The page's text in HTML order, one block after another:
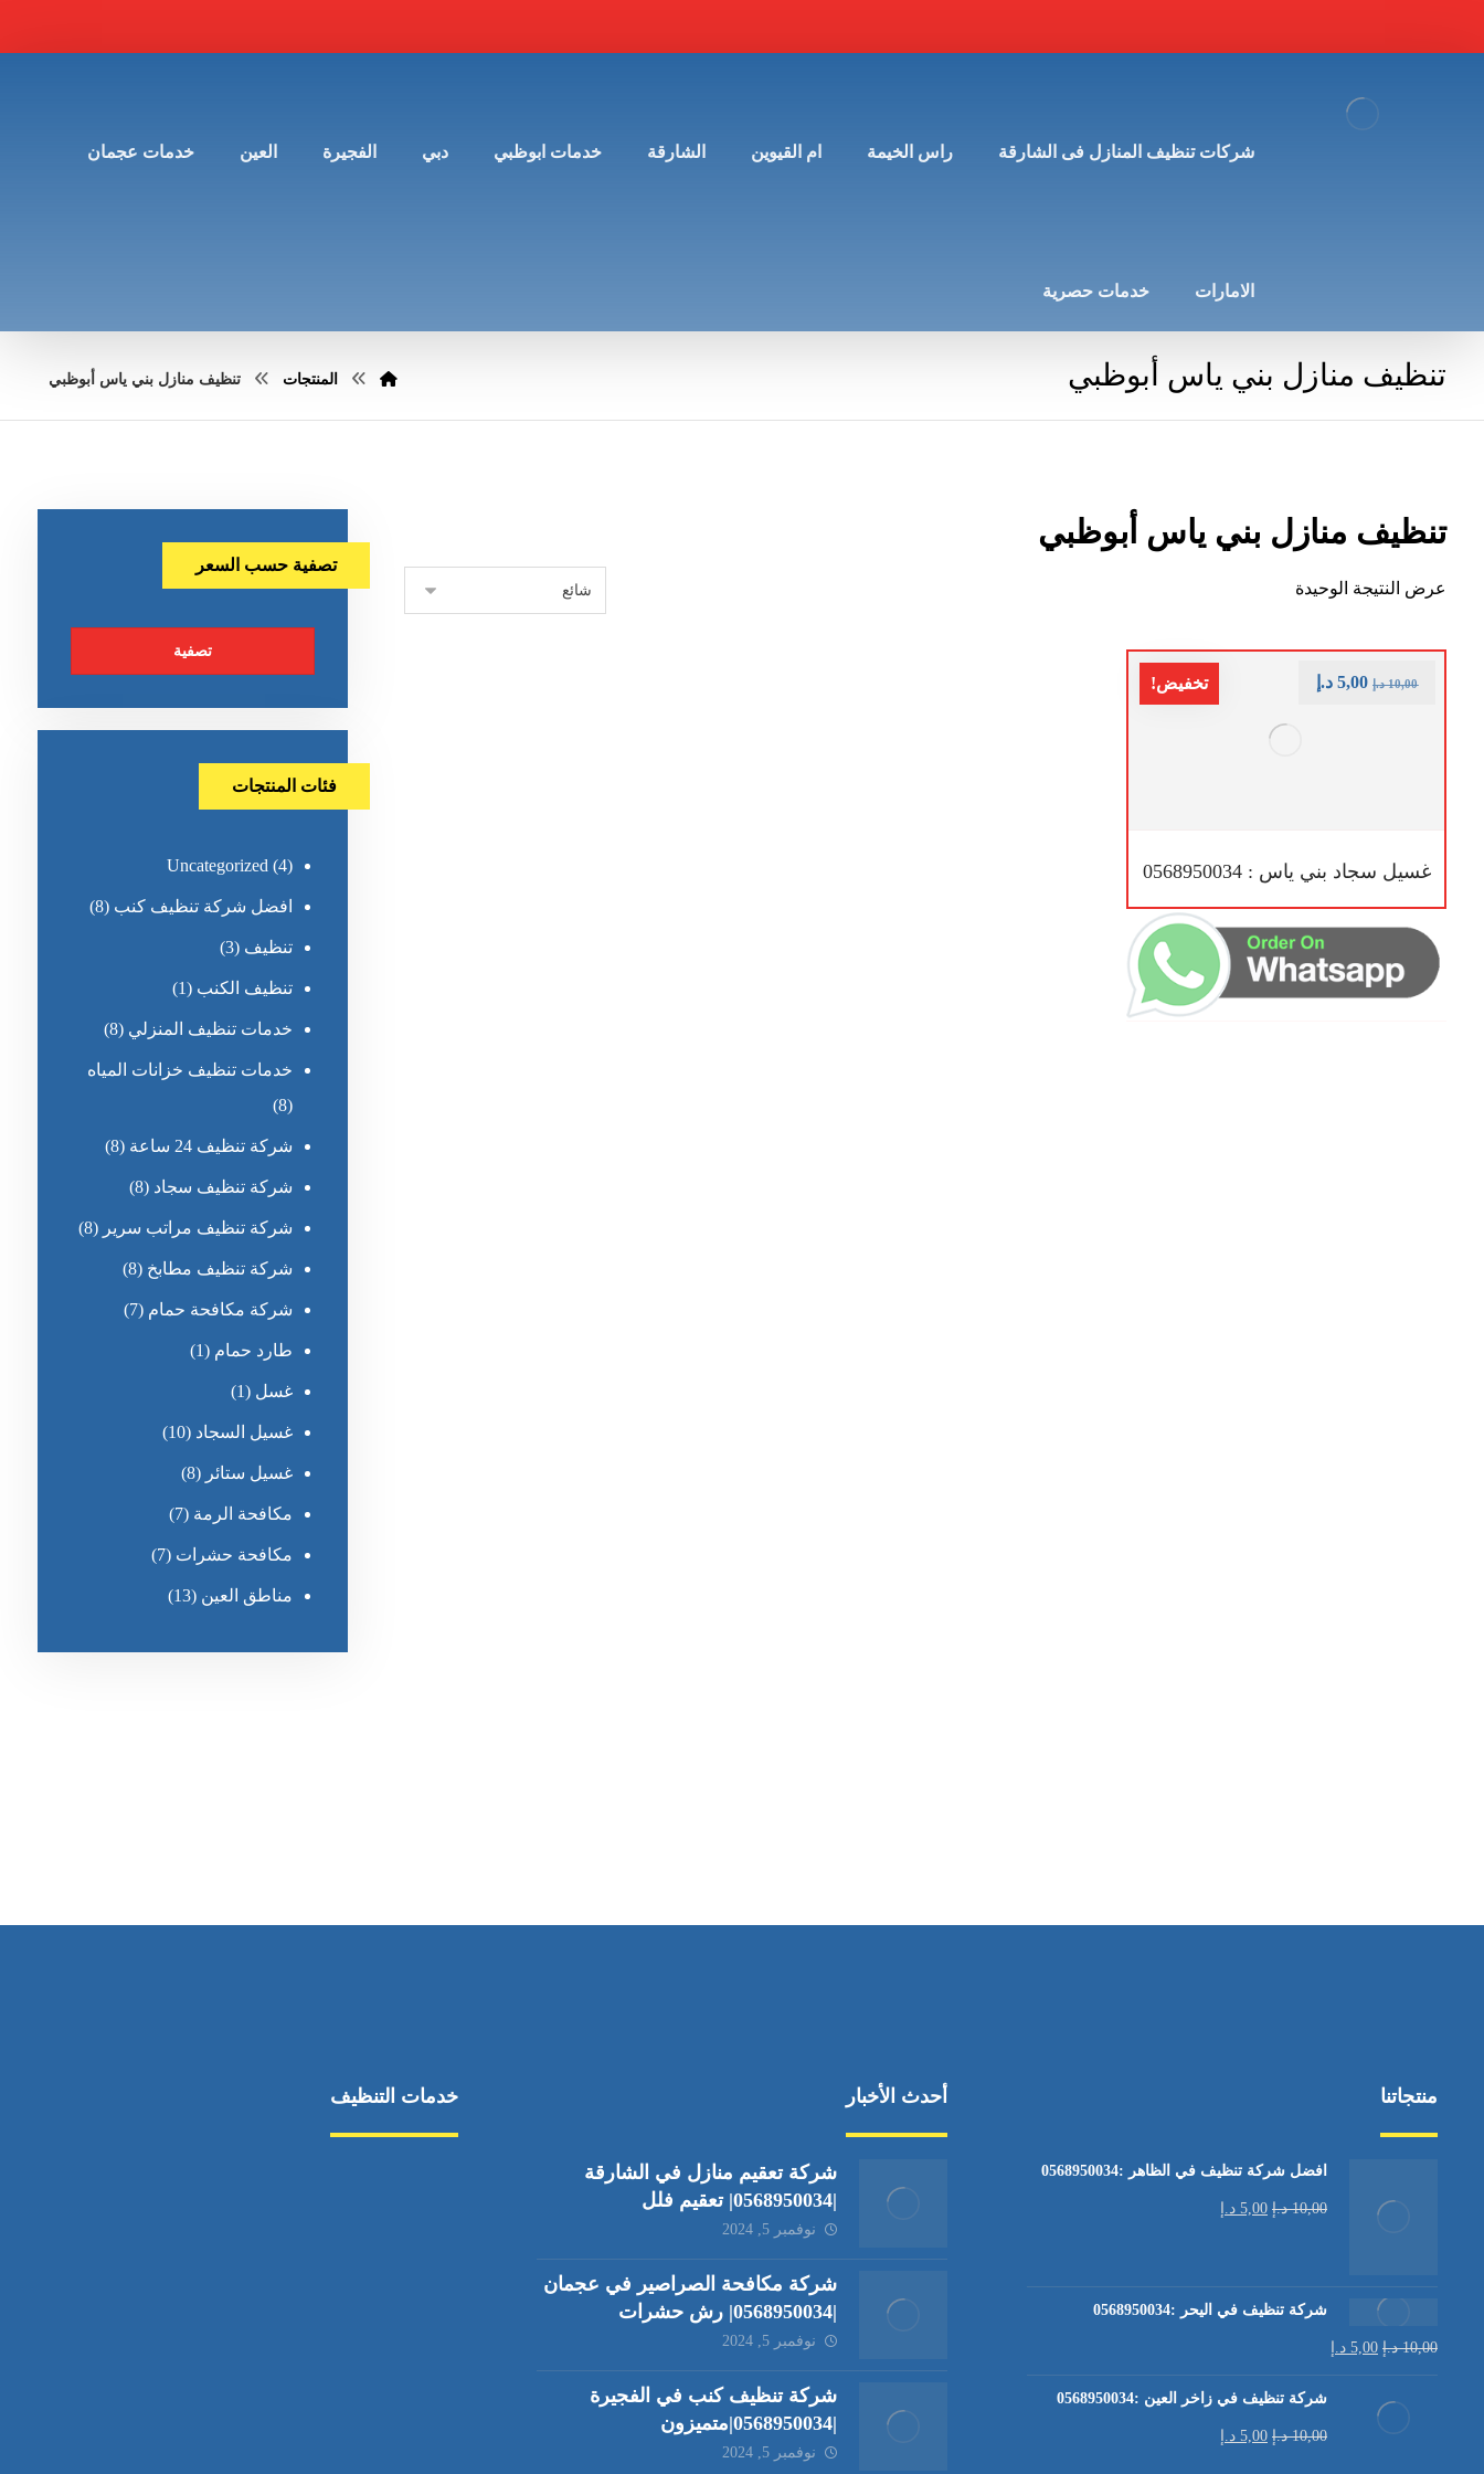
شركات تنظيف المنازل فى الشارقة راس الخيمة ام القيوين الشارقة خدمات ابوظبي دبي الفجيرة العين خدمات عجمان
الامارات خدمات حصرية
تنظيف منازل بني ياس أبوظبي المنتجات تنظيف منازل بني ياس أبوظبي
تنظيف منازل بني ياس أبوظبي
عرض النتيجة الوحيدة
تخفيض!
غسيل سجاد بني ياس : 0568950034
10,00 د.إ 5,00 د.إ
تصفية حسب السعر
تصفية
فئات المنتجات
Uncategorized (4)
افضل شركة تنظيف كنب (8)
تنظيف (3)
تنظيف الكنب (1)
خدمات تنظيف المنزلي (8)
خدمات تنظيف خزانات المياه
(8)
شركة تنظيف 24 ساعة (8)
شركة تنظيف سجاد (8)
شركة تنظيف مراتب سرير (8)
شركة تنظيف مطابخ (8)
شركة مكافحة حمام (7)
طارد حمام (1)
غسل (1)
غسيل السجاد (10)
غسيل ستائر (8)
مكافحة الرمة (7)
مكافحة حشرات (7)
مناطق العين (13)
منتجاتنا
افضل شركة تنظيف في الظاهر :0568950034
10,00 د.إ 5,00 د.إ
شركة تنظيف في اليحر :0568950034
10,00 د.إ 5,00 د.إ
شركة تنظيف في زاخر العين :0568950034
10,00 د.إ 5,00 د.إ
أحدث الأخبار
شركة تعقيم منازل في الشارقة
|0568950034| تعقيم فلل
نوفمبر 5, 2024
شركة مكافحة الصراصير في عجمان
|0568950034| رش حشرات
نوفمبر 5, 2024
شركة تنظيف كنب في الفجيرة
|0568950034|متميزون
نوفمبر 5, 2024
خدمات التنظيف